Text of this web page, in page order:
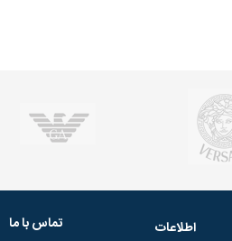
اطلاعات تماس با ما